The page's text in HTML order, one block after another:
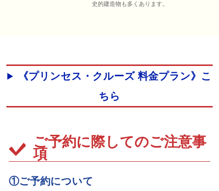
史的建造物も多くあります。
《プリンセス・クルーズ 料金プラン》こ
ちら
ご予約に際してのご注意事
項
①ご予約について